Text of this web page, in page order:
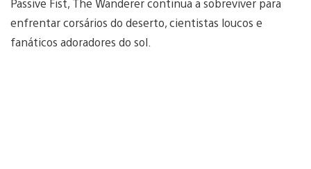
Passive Fist, The Wanderer continua a sobreviver para
enfrentar corsários do deserto, cientistas loucos e
fanáticos adoradores do sol.